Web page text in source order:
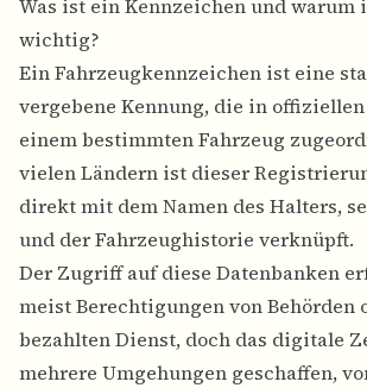
Was ist ein Kennzeichen und warum
wichtig?
Ein Fahrzeugkennzeichen ist eine
vergebene Kennung, die in
einem bestimmten Fahrzeug
vielen Ländern ist dieser
direkt mit dem Namen des Halters,
und der Fahrzeughistorie verknüpft.
Der Zugriff auf diese Datenbanken
meist Berechtigungen von Behörden
bezahlten Dienst, doch das digitale
mehrere Umgehungen geschaffen,